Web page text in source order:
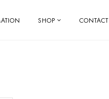
SHOP CONTACT